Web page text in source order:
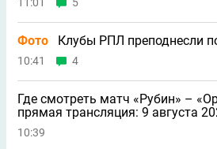
Фото Клубы РПЛ преподнесли
10:41 4
Где смотреть матч «Рубин» –
прямая трансляция: 9 августа
10:39